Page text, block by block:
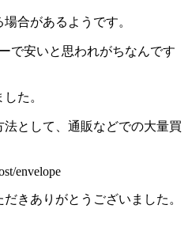
合があるようです。
で安いと思われがちなんです
た。
として、通販などでの大量買
envelope
きありがとうございました。